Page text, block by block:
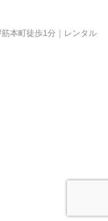
本町徒歩1分｜レンタル